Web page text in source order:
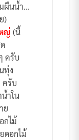
ผืนน้ำ…
)
ญ่ (นี้
ครับ
ทุ่ง
ครับ
ำใน
ย
กไม้
ดอกไม้